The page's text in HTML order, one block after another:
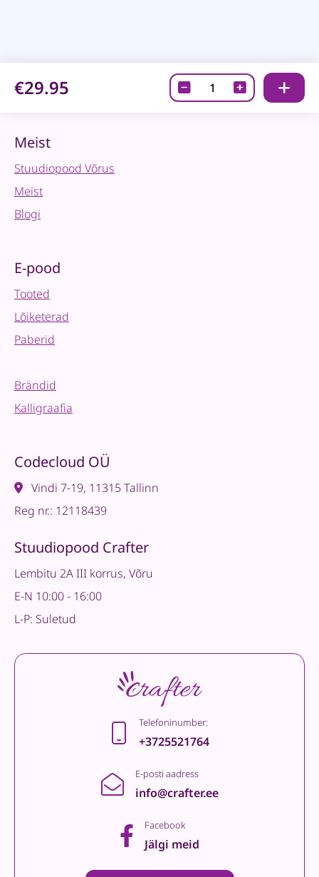
€29.95
Fusion
Mineraalvärv-
Meist
Stuudiopood Võrus
Meist
Blogi
E-pood
Tooted
Lõiketerad
Paberid
Brändid
Kalligraafia
Codecloud OÜ
Vindi 7-19, 11315 Tallinn
Reg nr.: 12118439
Stuudiopood Crafter
Lembitu 2A III korrus, Võru
E-N 10:00 - 16:00
L-P: Suletud
Telefoninumber:
+3725521764
E-posti aadress
info@crafter.ee
Facebook
Jälgi meid